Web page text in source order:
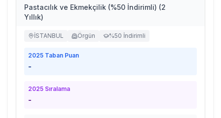
Pastacılık ve Ekmekçilik (%50 İndirimli) (2
Yıllık)
İSTANBUL Örgün %50 İndirimli
2025 Taban Puan
-
2025 Sıralama
-